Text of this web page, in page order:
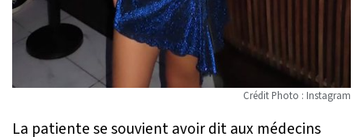
Crédit Photo : Instagram
La patiente se souvient avoir dit aux médecins